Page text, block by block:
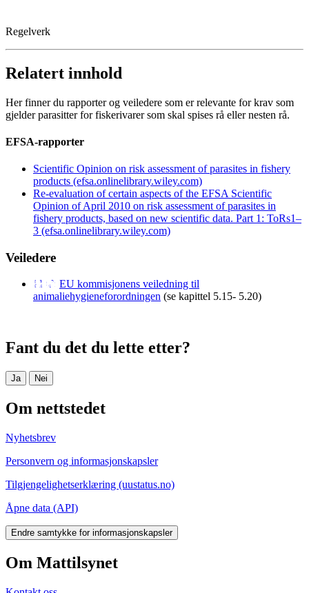
Regelverk
Relatert innhold
Her finner du rapporter og veiledere som er relevante for krav som
gjelder parasitter for fiskerivarer som skal spises rå eller nesten rå.
EFSA-rapporter
Scientific Opinion on risk assessment of parasites in fishery
products (efsa.onlinelibrary.wiley.com)
Re‐evaluation of certain aspects of the EFSA Scientific
Opinion of April 2010 on risk assessment of parasites in
fishery products, based on new scientific data. Part 1: ToRs1–
3 (efsa.onlinelibrary.wiley.com)
Veiledere
EU kommisjonens veiledning til
animaliehygieneforordningen (se kapittel 5.15- 5.20)
Fant du det du lette etter?
Ja Nei
Om nettstedet
Nyhetsbrev
Personvern og informasjonskapsler
Tilgjengelighetserklæring (uustatus.no)
Åpne data (API)
Endre samtykke for informasjonskapsler
Om Mattilsynet